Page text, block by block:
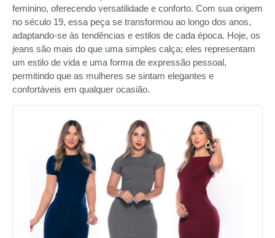
feminino, oferecendo versatilidade e conforto. Com sua origem
no século 19, essa peça se transformou ao longo dos anos,
adaptando-se às tendências e estilos de cada época. Hoje, os
jeans são mais do que uma simples calça; eles representam
um estilo de vida e uma forma de expressão pessoal,
permitindo que as mulheres se sintam elegantes e
confortáveis em qualquer ocasião.